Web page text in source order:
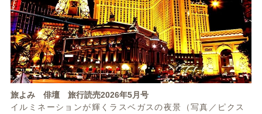
旅よみ 俳壇 旅行読売2026年5月号
イルミネーションが輝くラスベガスの夜景（写真／ピクス